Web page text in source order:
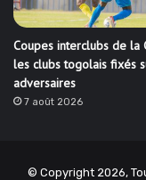
Coupes interclubs de la
les clubs togolais fixés
adversaires
7 août 2026
© Copyright 2026,